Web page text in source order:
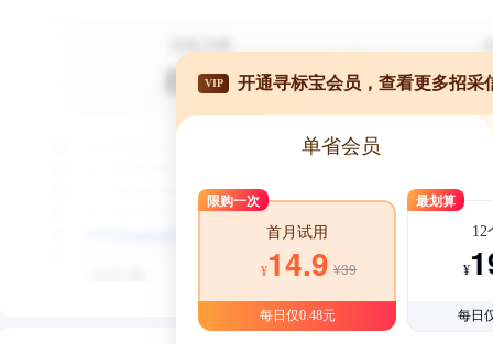
VIP 开通寻标宝会员，查看更多招采
单省会员
限购一次
首月试用
¥14.9 ¥39
每日仅0.48元
最划算
12
¥
每日